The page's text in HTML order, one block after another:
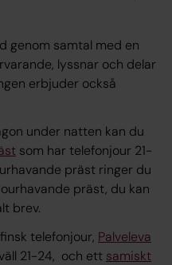
genom samtal med en
lyssnar och delar
erbjuder också
under natten kan du
som har telefonjour 21-
präst ringer du
präst, du kan
brev.
telefonjour, Palveleva
21-24, och ett samiskt